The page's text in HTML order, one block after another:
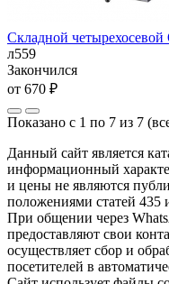
Складной четырехосевой
л559
Закончился
от 670 ₽
Показано с 1 по 7 из 7
Данный сайт является
информационный
и цены не являются
положениями статей 435
При общении через
предоставляют свои
осуществляет сбор и
посетителей в